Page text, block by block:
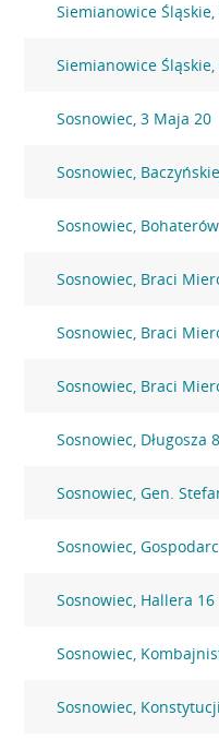
Siemianowice Śląskie,
Siemianowice
Sosnowiec, 3 Maja 20
Sosnowiec,
Sosnowiec,
Sosnowiec, Braci
Sosnowiec, Braci
Sosnowiec, Braci
Sosnowiec, Długosza
Sosnowiec, Gen.
Sosnowiec,
Sosnowiec, Hallera 16
Sosnowiec,
Sosnowiec,